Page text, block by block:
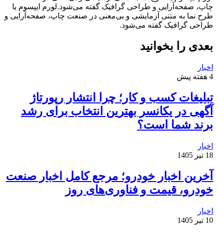
چاپ، صفحه‌آرایی و طراحی گرافیک گفته می‌شود.لورم ایپسوم یا
طرح‌ نما به متنی آزمایشی و بی‌معنی در صنعت چاپ، صفحه‌آرایی و
طراحی گرافیک گفته می‌شود.
بعدی را بخوانید
اخبار
4 هفته پیش
تبلیغات کسب و کار؛ چرا انتشار رپورتاژ
آگهی در یکانسر بهترین انتخاب برای رشد
برند شما است؟
اخبار
18 تیر 1405
آخرین اخبار خودرو؛ مرجع کامل اخبار صنعت
خودرو، قیمت و فناوری‌های روز
اخبار
10 تیر 1405